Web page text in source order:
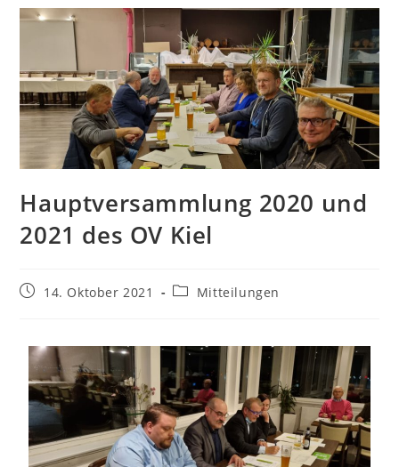
Hauptversammlung 2020 und
2021 des OV Kiel
14. Oktober 2021 Mitteilungen